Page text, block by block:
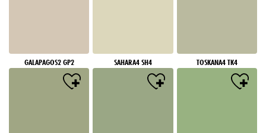
GALAPAGOS2 GP2 SAHARA4 SH4 TOSKANA4 TK4